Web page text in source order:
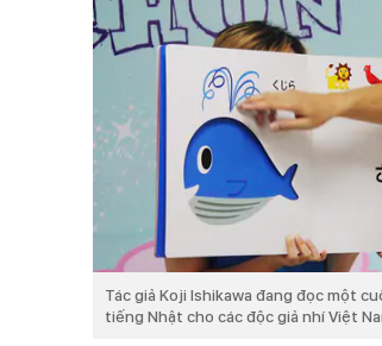
Tác giả Koji Ishikawa đang đọc một
tiếng Nhật cho các độc giả nhí Việt